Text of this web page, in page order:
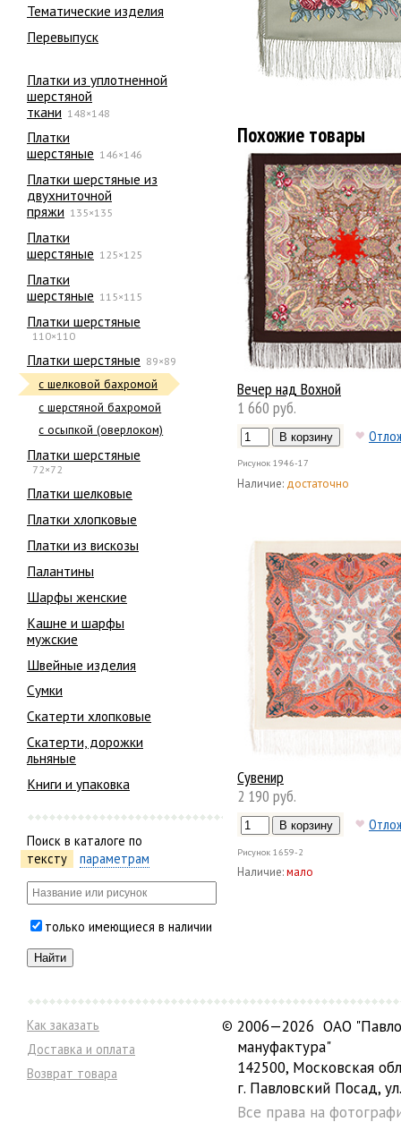
Тематические изделия
Перевыпуск
Платки из уплотненной
шерстяной
ткани 148×148
Платки
шерстяные 146×146
Платки шерстяные из
двухниточной
пряжи 135×135
Платки
шерстяные 125×125
Платки
шерстяные 115×115
Платки шерстяные
110×110
Платки шерстяные 89×89
с шелковой бахромой
с шерстяной бахромой
с осыпкой (оверлоком)
Платки шерстяные
72×72
Платки шелковые
Платки хлопковые
Платки из вискозы
Палантины
Шарфы женские
Кашне и шарфы
мужские
Швейные изделия
Сумки
Скатерти хлопковые
Скатерти, дорожки
льняные
Книги и упаковка
Поиск в каталоге по
тексту
параметрам
только имеющиеся в наличии
Похожие товары
Вечер над Вохной
1 660 руб.
Рисунок 1946-17
Наличие: достаточно
Сувенир
2 190 руб.
Рисунок 1659-2
Наличие:мало
Как заказать
Доставка и оплата
Возврат товара
© 2006—2026 ОАО
мануфактура"
142500, Московская
г. Павловский Посад,
Все права на